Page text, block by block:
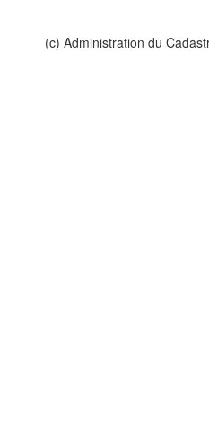
(c) Administration du